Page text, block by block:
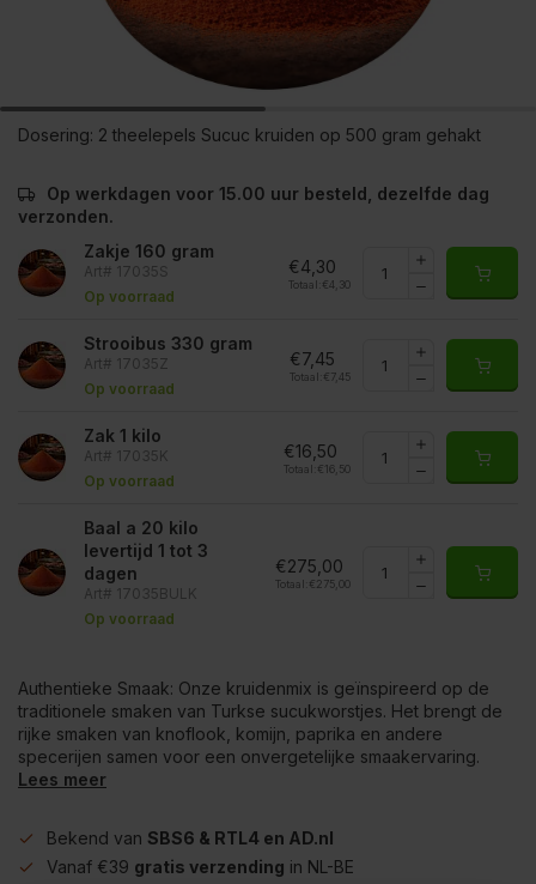
Dosering: 2 theelepels Sucuc kruiden op 500 gram gehakt
Op werkdagen voor 15.00 uur besteld, dezelfde dag
verzonden.
Zakje 160 gram
Art# 17035S
Op voorraad
€4,30
Totaal: €4,30
Strooibus 330 gram
Art# 17035Z
Op voorraad
€7,45
Totaal: €7,45
Zak 1 kilo
Art# 17035K
Op voorraad
€16,50
Totaal: €16,50
Baal a 20 kilo
levertijd 1 tot 3
dagen
Art# 17035BULK
Op voorraad
€275,00
Totaal: €275,00
Authentieke Smaak: Onze kruidenmix is geïnspireerd op de
traditionele smaken van Turkse sucukworstjes. Het brengt de
rijke smaken van knoflook, komijn, paprika en andere
specerijen samen voor een onvergetelijke smaakervaring.
Lees meer
Bekend van SBS6 & RTL4 en AD.nl
Vanaf €39 gratis verzending in NL-BE